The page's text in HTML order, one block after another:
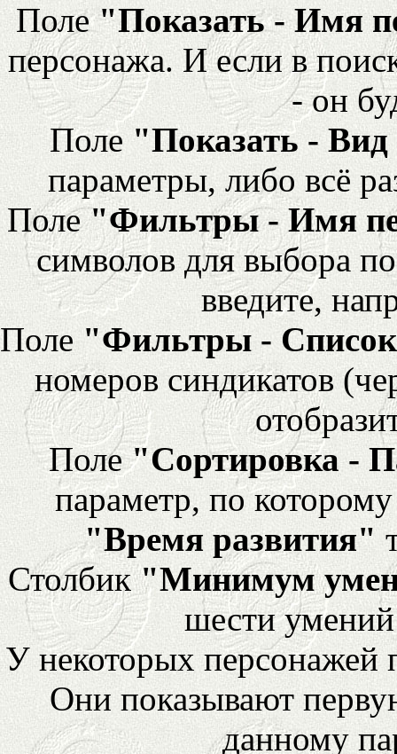
Поле"Показать - Имя
персонажа. И если в
- он
Поле "Показать -
параметры, либо всё
Поле"Фильтры - Имя
символов для выбора
введите,
Поле "Фильтры -
номеров синдикатов
Поле"Сортировка -
параметр, по
"Время развития"
Столбик"Минимум
шести
У некоторых персонажей
Они показывают
данному